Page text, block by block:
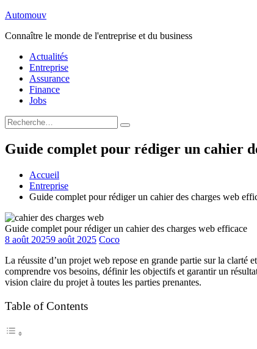
Aller
contenu
Automouv
Connaître le monde de l'entreprise et du business
Actualités
Entreprise
Assurance
Finance
Jobs
Rechercher
:
Rechercher
Guide complet pour rédiger un cahier
Accueil
Entreprise
Guide complet pour rédiger un cahier des charges web
Guide complet pour rédiger un cahier des charges web efficace
8 août 20259 août 2025 Coco
La réussite d’un projet web repose en grande partie sur la clarté
comprendre vos besoins, définir les objectifs et garantir un
vision claire du projet à toutes les parties prenantes.
Table of Contents